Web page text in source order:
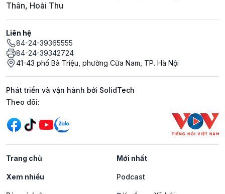
Thân, Hoài Thu
Liên hệ
84-24-39365555
84-24-39342724
41-43 phố Bà Triệu, phường Cửa Nam, TP. Hà Nội
Phát triển và vận hành bởi SolidTech
Mạng xã hội
Theo dõi:
Trang chủ Mới nhất
Xem nhiều Podcast